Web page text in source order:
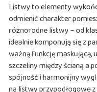
Listwy to elementy
odmienić charakter
różnorodne listwy – od
idealnie komponują się z
ważną funkcję
szczeliny między ścianą a
spójność i harmonijny
na listwy przypodłogowe